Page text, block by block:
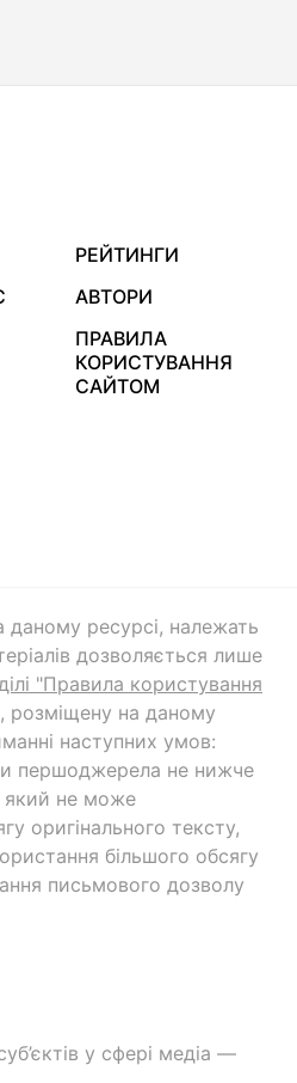
РЕЙТИНГИ
АВТОРИ
ПРАВИЛА
КОРИСТУВАННЯ
САЙТОМ
даному ресурсі, належать
дозволяється лише
"Правила користування
розміщену на даному
наступних умов:
першоджерела не нижче
який не може
оригінального тексту,
більшого обсягу
письмового дозволу
у сфері медіа —